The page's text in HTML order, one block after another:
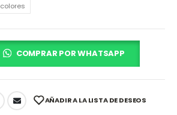
colores
COMPRAR POR WHATSAPP
AÑADIR A LA LISTA DE DESEOS